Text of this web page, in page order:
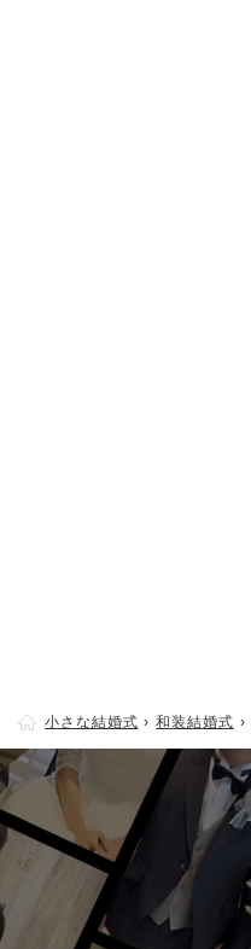
小さな結婚式 和装結婚式